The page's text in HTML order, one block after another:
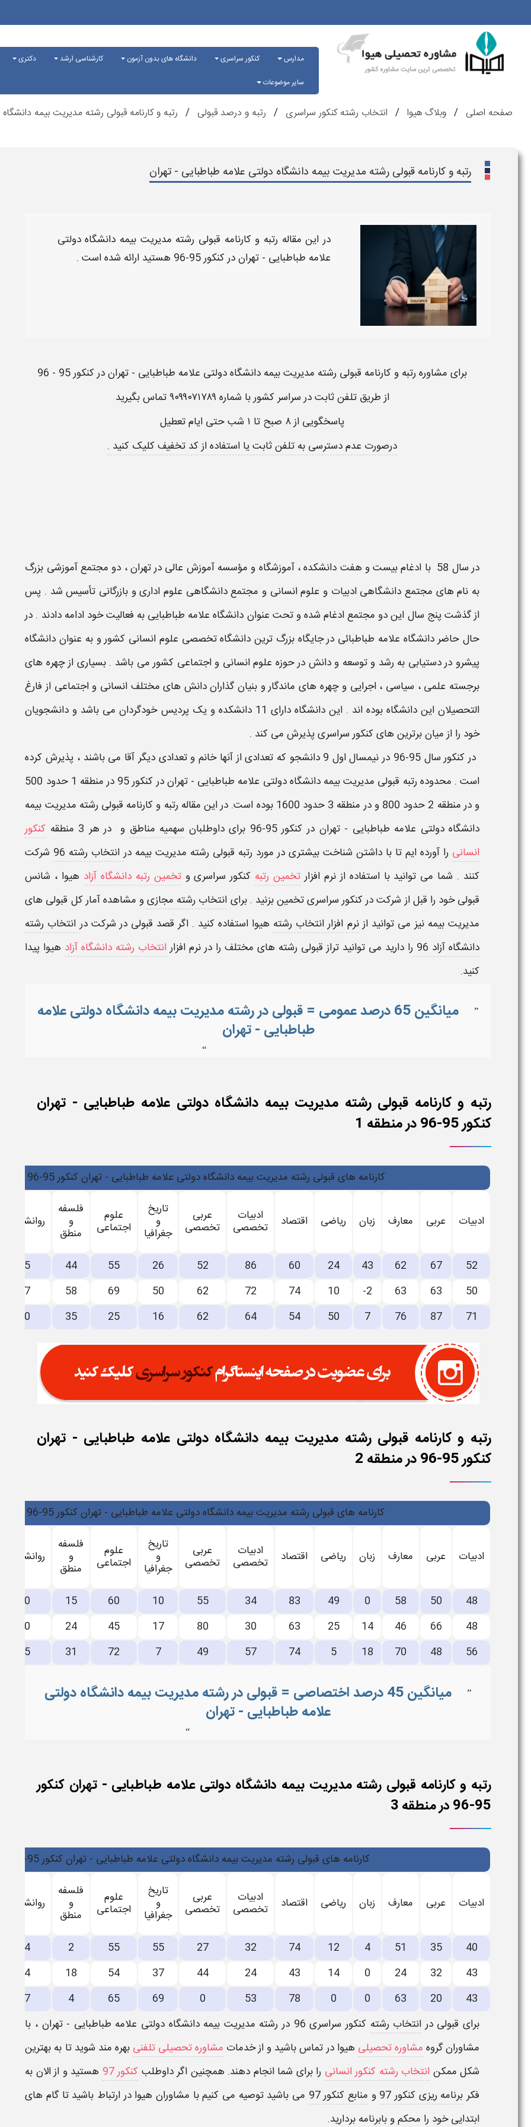
مدارس کنکور سراسری دانشگاه های بدون آزمون کارشناسی ارشد
دکتری
سایر موضوعات
صفحه اصلی وبلاگ هیوا انتخاب رشته کنکور سراسری رتبه و درصد قبولی رتبه و کارنامه قبولی رشته مدیریت بیمه
رتبه و کارنامه قبولی رشته مدیریت بیمه دانشگاه دولتی علامه طباطبایی - تهران
در این مقاله رتبه و کارنامه قبولی رشته مدیریت بیمه دانشگاه دولتی
علامه طباطبایی - تهراندر کنکور 95-96 هستید ارائه شده است .
برای مشاوره رتبه و کارنامه قبولی رشته مدیریت بیمه دانشگاه دولتی علامه طباطبایی - تهران در کنکور 95 - 96
از طریق تلفن ثابت در سراسر کشور با شماره ۹۰۹۹۰۷۱۷۸۹تماس بگیرید
پاسخگویی از ۸ صبح تا ۱ شب حتی ایام تعطیل
درصورت عدم دسترسی به تلفن ثابتیا استفاده ازکد تخفیفکلیک کنید .
در سال 58 با ادغام بیست و هفت دانشکده ، آموزشگاه و مؤسسه آموزش عالی در تهران ، دو مجتمع آموزشی بزرگ
به نام ‌های مجتمع دانشگاهی ادبیات و علوم انسانی و مجتمع دانشگاهی علوم اداری و بازرگانی تأسیس شد . پس
از گذشت پنج سال این دو مجتمع ادغام شده و تحت عنوان دانشگاه علامه طباطبایی به فعالیت خود ادامه دادند . در
حال حاضر دانشگاه علامه طباطبائی در جایگاه بزرگ ‌ترین دانشگاه تخصصی علوم انسانی کشور و به‌ عنوان دانشگاه
پیشرو در دستیابی به رشد و توسعه و دانش در حوزه علوم انسانی و اجتماعی کشور می باشد . بسیاری از چهره‌ های
برجسته علمی ، سیاسی ، اجرایی و چهره ‌های ماندگار و بنیان‌ گذاران دانش ‌های مختلف انسانی و اجتماعی از فارغ
‌التحصیلان این دانشگاه بوده‌ اند . این دانشگاه دارای 11 دانشکده و یک پردیس خودگردان می باشد و دانشجویان
خود را از میان برترین های کنکور سراسری پذیرش می کند .
در کنکور سال 95-96 در نیمسال اول 9 دانشجو که تعدادی از آنها خانم و تعدادی دیگر آقا می باشند ، پذیرش کرده
است . محدوده رتبه قبولی مدیریت بیمهدانشگاه دولتی علامه طباطبایی - تهران
در کنکور 95 در منطقه 1 حدود 500
و در منطقه 2 حدود 800 و در منطقه 3 حدود 1600 بوده است. در این مقاله رتبه و کارنامه قبولی رشته
مدیریت بیمه
دانشگاه دولتی علامه طباطبایی - تهران در کنکور 95-96 برای داوطلبان سهمیه مناطق و در هر 3 منطقه
کنکور
انسانی را آورده ایم تا با داشتن شناخت بیشتری در مورد رتبه قبولی رشته مدیریت بیمهدرانتخاب رشته 96
شرکت
کنند . شما می توانید با استفاده ازنرم افزار تخمین رتبه کنکور سراسریوتخمین رتبه دانشگاه آزاد هیوا ، شانس
قبولی خود را قبل از شرکت در کنکور سراسری تخمین بزنید . برای انتخاب رشته مجازیو مشاهده آمار کل قبولی های
مدیریت بیمهنیز می توانید ازنرم افزار انتخاب رشته هیوا استفاده کنید . اگر قصد قبولی در شرکت درانتخاب رشته
دانشگاه آزاد 96
را دارید می توانید تراز قبولی رشته های مختلف را درنرم افزار انتخاب رشته دانشگاه آزاد هیوا پیدا
کنید.
”
میانگین 65 درصد عمومی = قبولی در رشته مدیریت بیمه دانشگاه دولتی علامه
طباطبایی - تهران
“
رتبه و کارنامه قبولی رشته مدیریت بیمه دانشگاه دولتی علامه طباطبایی - تهران
کنکور 95-96 در منطقه 1
کارنامه های قبولی رشته مدیریت بیمه دانشگاه دولتی علامه طباطبایی - تهران کنکور 95-96 در منطقه 1
ادبیات عربی معارف زبان ریاضی اقتصاد ادبیات
تخصصی
عربی
تخصصی
تاریخ
و
جغرافیا
علوم
اجتماعی
فلسفه
و
منطق
روانشناسی
52
67
62
43
24
60
86
52
26
55
44
85
50
63
63
-2
10
74
72
62
50
69
58
67
71
87
76
7
50
54
64
62
16
25
35
70
رتبه و کارنامه قبولی رشته مدیریت بیمه دانشگاه دولتی علامه طباطبایی - تهران
کنکور 95-96 در منطقه 2
کارنامه های قبولی رشته مدیریت بیمه دانشگاه دولتی علامه طباطبایی - تهران کنکور 95-96 در منطقه 2
ادبیات عربی معارف زبان ریاضی اقتصاد ادبیات
تخصصی
عربی
تخصصی
تاریخ
و
جغرافیا
علوم
اجتماعی
فلسفه
و
منطق
روانشناسی
48
50
58
0
49
83
34
55
10
60
15
80
48
66
46
14
25
63
30
80
17
45
24
80
56
48
70
18
5
74
57
49
7
72
31
75
”
میانگین 45 درصد اختصاصی = قبولی در رشته مدیریت بیمه دانشگاه دولتی
علامه طباطبایی - تهران
“
رتبه و کارنامه قبولی رشته مدیریت بیمه دانشگاه دولتی علامه طباطبایی - تهران کنکور
95-96 در منطقه 3
کارنامه های قبولی رشته مدیریت بیمه دانشگاه دولتی علامه طباطبایی - تهران کنکور 95-96 در منطقه 3
ادبیات عربی معارف زبان ریاضی اقتصاد ادبیات
تخصصی
عربی
تخصصی
تاریخ
و
جغرافیا
علوم
اجتماعی
فلسفه
و
منطق
روانشناسی
40
35
51
4
12
74
32
27
55
55
2
64
43
32
24
0
14
43
24
44
37
54
18
34
43
20
63
0
0
78
53
0
69
65
4
67
برای قبولی در انتخاب رشته کنکور سراسری 96 در رشته مدیریت بیمه دانشگاه دولتی علامه طباطبایی - تهران، با
مشاوران گروه مشاوره تحصیلی هیوا در تماس باشید و از خدمات مشاوره تحصیلی تلفنی بهره مند شوید تا به بهترین
شکل ممکن انتخاب رشته کنکور انسانی را برای شما انجام دهند. همچنین اگر داوطلب کنکور 97
هستید و از الان به
فکر برنامه ریزی کنکور 97 و منابع کنکور 97
می باشید توصیه می کنیم با مشاوران هیوا در ارتباط باشید تا گام های
ابتدایی خود را محکم و بابرنامه بردارید.